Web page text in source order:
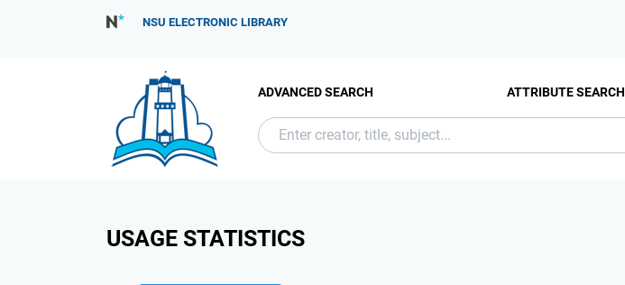
NSU ELECTRONIC LIBRARY
ADVANCED SEARCH ATTRIBUTE SEARCH
USAGE STATISTICS